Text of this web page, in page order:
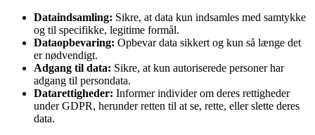
Dataindsamling: Sikre, at data kun indsamles med samtykke
og til specifikke, legitime formål.
Dataopbevaring: Opbevar data sikkert og kun så længe det
er nødvendigt.
Adgang til data: Sikre, at kun autoriserede personer har
adgang til persondata.
Datarettigheder: Informer individer om deres rettigheder
under GDPR, herunder retten til at se, rette, eller slette deres
data.